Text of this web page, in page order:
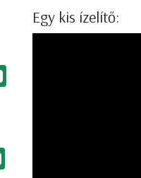
Egy kis ízelítő: